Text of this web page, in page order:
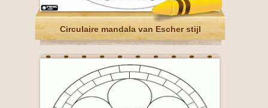
Circulaire mandala van Escher stijl